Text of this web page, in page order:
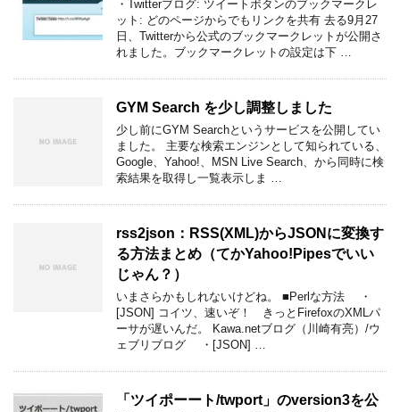
・Twitterブログ: ツイートボタンのブックマークレ
ット: どのページからでもリンクを共有 去る9月27
日、Twitterから公式のブックマークレットが公開さ
れました。ブックマークレットの設定は下 …
GYM Search を少し調整しました
少し前にGYM Searchというサービスを公開してい
ました。 主要な検索エンジンとして知られている、
Google、Yahoo!、MSN Live Search、から同時に検
索結果を取得し一覧表示しま …
rss2json：RSS(XML)からJSONに変換す
る方法まとめ（てかYahoo!Pipesでいい
じゃん？）
いまさらかもしれないけどね。 ■Perlな方法 ・
[JSON] コイツ、速いぞ！ きっとFirefoxのXMLパ
ーサが遅いんだ。 Kawa.netブログ（川崎有亮）/ウ
ェブリブログ ・[JSON] …
「ツイポーート/twport」のversion3を公